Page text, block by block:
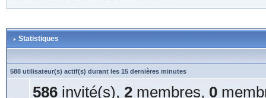
Statistiques
588 utilisateur(s) actif(s) durant les 15 dernières minutes
586invité(s), 2membres, 0